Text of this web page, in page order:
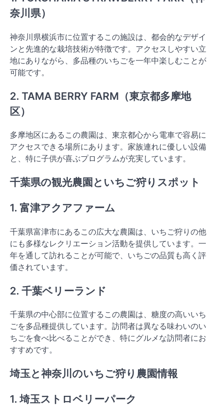
奈川県）
神奈川県横浜市に位置するこの施設は、都会的なデザイ
ンと先進的な栽培技術が特徴です。アクセスしやすい立
地にありながら、多品種のいちごを一年中楽しむことが
可能です。
2. TAMA BERRY FARM（東京都多摩地
区）
多摩地区にあるこの農園は、東京都心から電車で容易に
アクセスできる場所にあります。家族連れに優しい設備
と、特に子供が喜ぶプログラムが充実しています。
千葉県の観光農園といちご狩りスポット
1. 富津アクアファーム
千葉県富津市にあるこの広大な農園は、いちご狩りの他
にも多様なレクリエーション活動を提供しています。一
年を通して訪れることが可能で、いちごの品質も高く評
価されています。
2. 千葉ベリーランド
千葉県の中心部に位置するこの農園は、糖度の高いいち
ごを多品種提供しています。訪問者は異なる味わいのい
ちごを食べ比べることができ、特にグルメな訪問者にお
すすめです。
埼玉と神奈川のいちご狩り農園情報
1. 埼玉ストロベリーパーク